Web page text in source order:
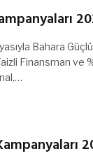
Bahara Güçlü
Finansman ve